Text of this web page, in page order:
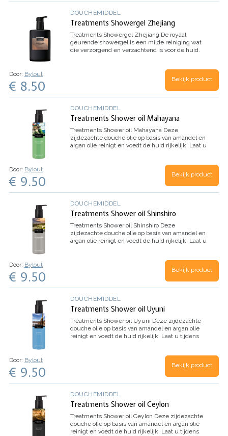
DOUCHEMIDDEL
Treatments Showergel Zhejiang
Treatments Showergel Zhejiang De royaal
geurende showergel is een milde reiniging wat
die verzorgend en verzachtend is voor de huid.
Door: Bylout
€ 8.50 Bekijk product
DOUCHEMIDDEL
Treatments Shower oil Mahayana
Treatments Shower oil Mahayana Deze
zijdezachte douche olie op basis van amandel en
argan olie reinigt en voedt de huid rijkelijk. Laat u
Door: Bylout
€ 9.50 Bekijk product
DOUCHEMIDDEL
Treatments Shower oil Shinshiro
Treatments Shower oil Shinshiro Deze
zijdezachte douche olie op basis van amandel en
argan olie reinigt en voedt de huid rijkelijk. Laat u
Door: Bylout
€ 9.50 Bekijk product
DOUCHEMIDDEL
Treatments Shower oil Uyuni
Treatments Shower oil Uyuni Deze zijdezachte
douche olie op basis van amandel en argan olie
reinigt en voedt de huid rijkelijk. Laat u tijdens
Door: Bylout
€ 9.50 Bekijk product
DOUCHEMIDDEL
Treatments Shower oil Ceylon
Treatments Shower oil Ceylon Deze zijdezachte
douche olie op basis van amandel en argan olie
reinigt en voedt de huid rijkelijk. Laat u tijdens